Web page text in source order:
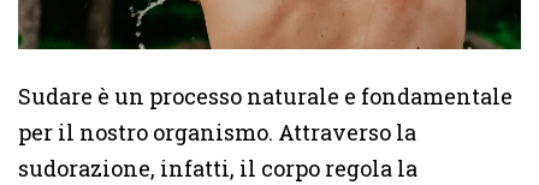
Sudare è un processo naturale e fondamentale
per il nostro organismo. Attraverso la
sudorazione, infatti, il corpo regola la